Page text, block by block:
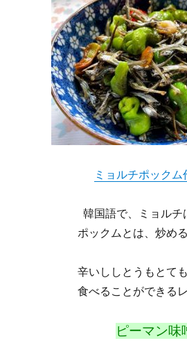
ミョルチポックム
韓国語で、ミョルチ
ポックムとは、炒め
辛いししとうもとて
食べることができる
ピーマン味